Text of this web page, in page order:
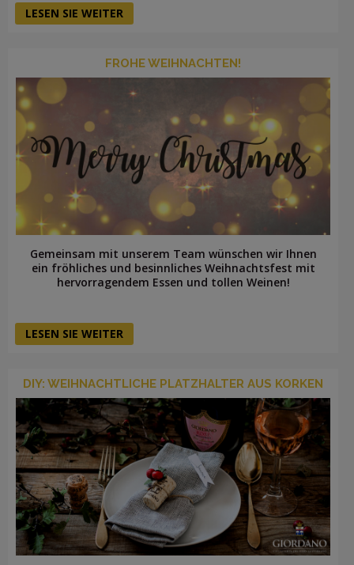
LESEN SIE WEITER
FROHE WEIHNACHTEN!
Gemeinsam mit unserem Team wünschen wir Ihnen
ein fröhliches und besinnliches Weihnachtsfest mit
hervorragendem Essen und tollen Weinen!
LESEN SIE WEITER
DIY: WEIHNACHTLICHE PLATZHALTER AUS KORKEN